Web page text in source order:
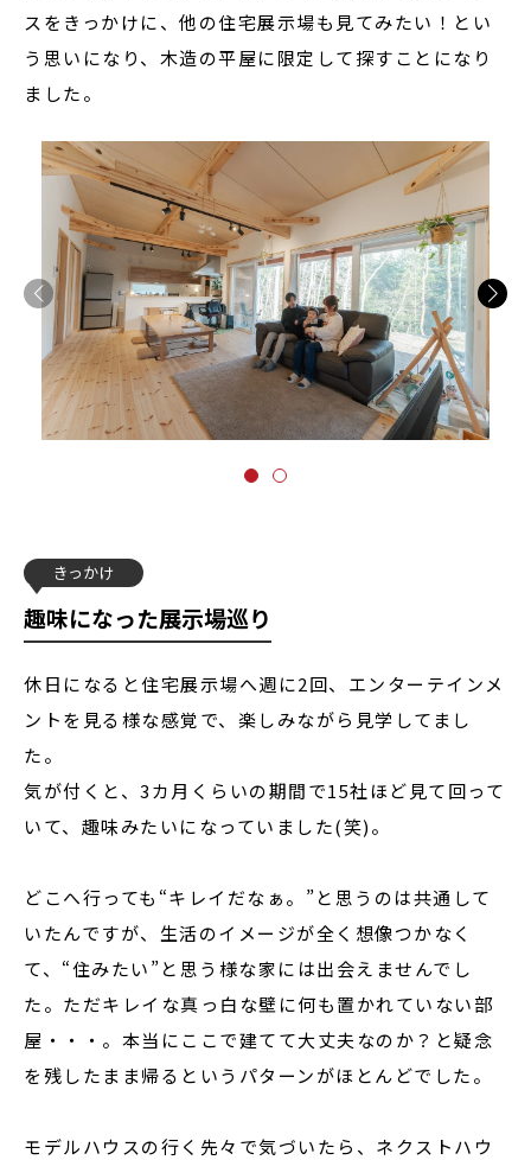
スをきっかけに、他の住宅展示場も見てみたい！とい
う思いになり、木造の平屋に限定して探すことになり
ました。
きっかけ
趣味になった展示場巡り
休日になると住宅展示場へ週に2回、エンターテインメ
ントを見る様な感覚で、楽しみながら見学してまし
た。
気が付くと、3カ月くらいの期間で15社ほど見て回って
いて、趣味みたいになっていました(笑)。
どこへ行っても“キレイだなぁ。”と思うのは共通して
いたんですが、生活のイメージが全く想像つかなく
て、“住みたい”と思う様な家には出会えませんでし
た。ただキレイな真っ白な壁に何も置かれていない部
屋・・・。本当にここで建てて大丈夫なのか？と疑念
を残したまま帰るというパターンがほとんどでした。
モデルハウスの行く先々で気づいたら、ネクストハウ